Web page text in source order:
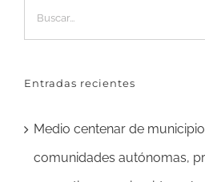
Entradas recientes
Medio centenar de
comunidades autónomas,